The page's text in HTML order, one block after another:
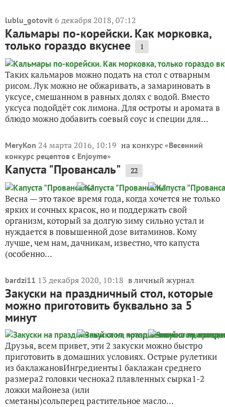
lublu_gotovit 6 декабря 2018, 07:12
Кальмары по-корейски. Как морковка,
только гораздо вкуснее 1
Таких кальмаров можно подать на стол с отварным
рисом. Лук можно не обжаривать, а замариновать в
уксусе, смешанном в равных долях с водой. Вместо
уксуса подойдёт сок лимона. Для остроты и аромата в
блюдо можно добавить соевый соус и специи для...
MeryKon 24 марта 2016, 10:19 на конкурс «Весенний
конкурс рецептов с Enjoyme»
Капуста "Провансаль" 22
Весна — это такое время года, когда хочется не только
ярких и сочных красок, но и поддержать свой
организм, который за долгую зиму сильно устал и
нуждается в повышенной дозе витаминов. Кому
лучше, чем нам, дачникам, известно, что капуста
(особенно...
bardzi11 13 декабря 2020, 10:18 в личный журнал
Закуски на праздничный стол, которые
можно приготовить буквально за 5
минут
Друзья, всем привет, эти 2 закуски можно быстро
приготовить в домашних условиях. Острые рулетики
из баклажановИнгредиенты1 баклажан среднего
размера2 головки чеснока2 плавленных сырка1-2
ложки майонеза (или
сметаны)сольперец растительное масло...